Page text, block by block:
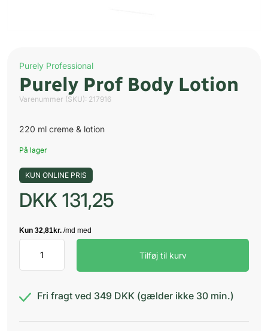
Purely Professional
Purely Prof Body Lotion
Varenummer (SKU): 217916
220 ml creme & lotion
På lager
KUN ONLINE PRIS
DKK 131,25
Body
antal
Tilføj til kurv
Fri fragt ved 349 DKK (gælder ikke 30 min.)